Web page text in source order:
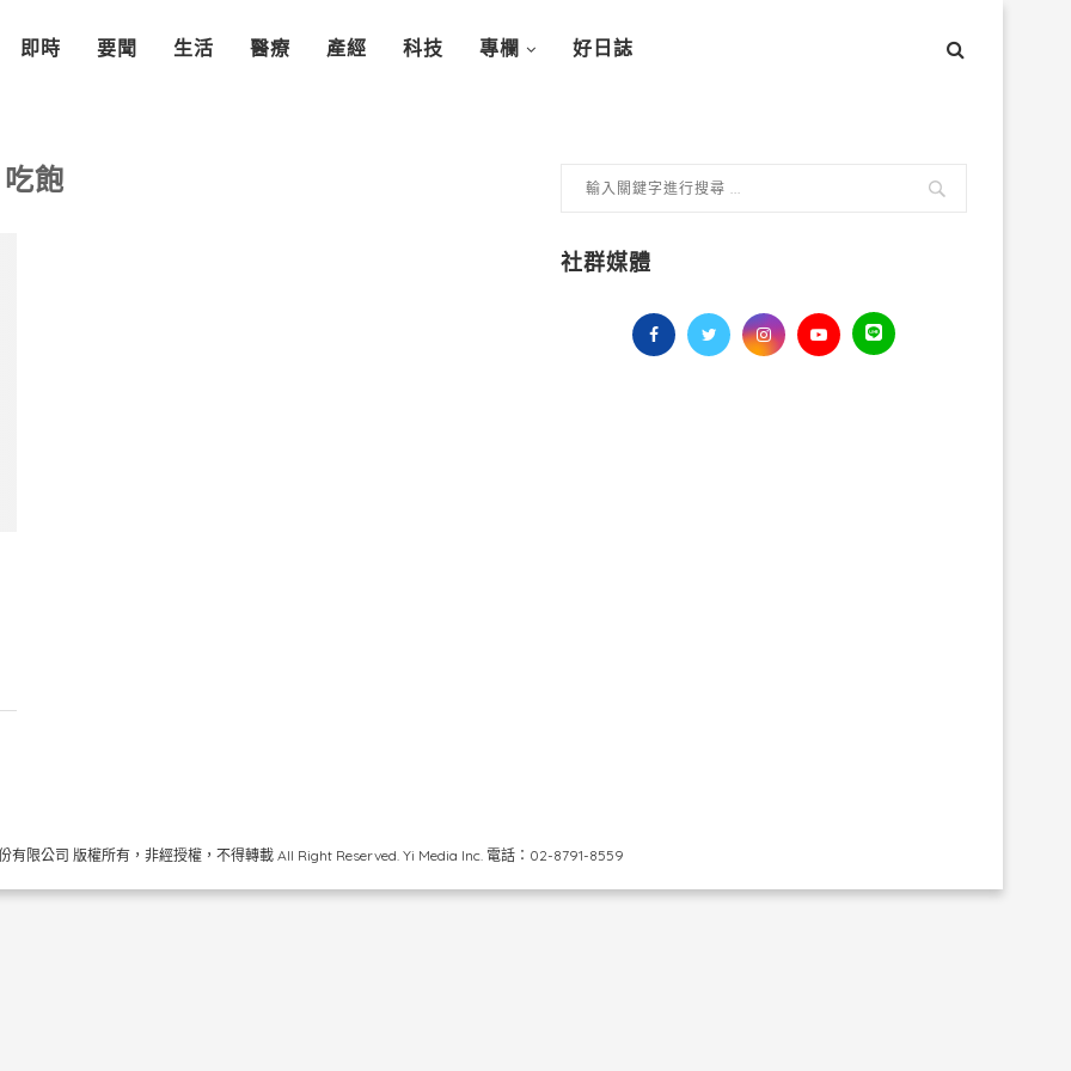
即時 要聞 生活 醫療 產經 科技 專欄 好日誌
吃飽
社群媒體
有限公司 版權所有，非經授權，不得轉載 All Right Reserved. Yi Media Inc. 電話：02-8791-8559